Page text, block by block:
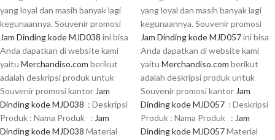
yang loyal dan masih banyak lagi
kegunaannya. Souvenir promosi
Jam Dinding kode MJD038 ini bisa
Anda dapatkan di website kami
yaitu Merchandiso.com berikut
adalah deskripsi produk untuk
Souvenir promosi kantor Jam
Dinding kode MJD038 : Deskripsi
Produk : Nama Produk : Jam
Dinding kode MJD038 Material
yang loyal dan masih banyak lagi
kegunaannya. Souvenir promosi
Jam Dinding kode MJD057ini bisa
Anda dapatkan di website kami
yaitu Merchandiso.com berikut
adalah deskripsi produk untuk
Souvenir promosi kantor Jam
Dinding kode MJD057 : Deskripsi
Produk : Nama Produk : Jam
Dinding kode MJD057Material